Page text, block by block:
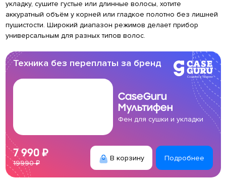
укладку, сушите густые или длинные волосы, хотите
аккуратный объём у корней или гладкое полотно без лишней
пушистости. Широкий диапазон режимов делает прибор
универсальным для разных типов волос.
Техника без переплаты за бренд
CaseGuru
Мультифен
Фен для сушки и укладки
19990 ₽
7 990 ₽ В корзину Подробнее